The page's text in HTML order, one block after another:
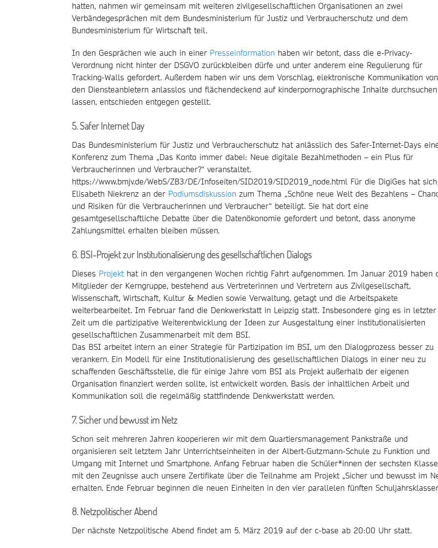
hatten, nahmen wir gemeinsam mit weiteren zivilgesellschaftlichen Organisationen an zwei
Verbändegesprächen mit dem Bundesministerium für Justiz und Verbraucherschutz und dem
Bundesministerium für Wirtschaft teil.
In den Gesprächen wie auch in einer Presseinformation haben wir betont, dass die e-Privacy-
Verordnung nicht hinter der DSGVO zurückbleiben dürfe und unter anderem eine Regulierung für
Tracking-Walls gefordert. Außerdem haben wir uns dem Vorschlag, elektronische Kommunikation von
den Diensteanbietern anlasslos und flächendeckend auf kinderpornographische Inhalte
lassen, entschieden entgegen gestellt.
5. Safer Internet Day
Das Bundesministerium für Justiz und Verbraucherschutz hat anlässlich des Safer-Internet-Days
Konferenz zum Thema „Das Konto immer dabei: Neue digitale Bezahlmethoden – ein Plus für
Verbraucherinnen und Verbraucher?“ veranstaltet.
https://www.bmjv.de/WebS/ZB3/DE/Infoseiten/SID2019/SID2019_node.html Für die DigiGes hat sich
Elisabeth Niekrenz an der Podiumsdiskussion zum Thema „Schöne neue Welt des Bezahlens –
und Risiken für die Verbraucherinnen und Verbraucher“ beteiligt. Sie hat dort eine
gesamtgesellschaftliche Debatte über die Datenökonomie gefordert und betont, dass anonyme
Zahlungsmittel erhalten bleiben müssen.
6. BSI-Projekt zur Institutionalisierung des gesellschaftlichen Dialogs
Dieses Projekthat in den vergangenen Wochen richtig Fahrt aufgenommen. Im Januar 2019 haben
Mitglieder der Kerngruppe, bestehend aus Vertreterinnen und Vertretern aus Zivilgesellschaft,
Wissenschaft, Wirtschaft, Kultur & Medien sowie Verwaltung, getagt und die Arbeitspakete
weiterbearbeitet. Im Februar fand die Denkwerkstatt in Leipzig statt. Insbesondere ging es in letzter
Zeit um die partizipative Weiterentwicklung der Ideen zur Ausgestaltung einer institutionalisierten
gesellschaftlichen Zusammenarbeit mit dem BSI.
Das BSI arbeitet intern an einer Strategie für Partizipation im BSI, um den Dialogprozess besser zu
verankern. Ein Modell für eine Institutionalisierung des gesellschaftlichen Dialogs in einer neu zu
schaffenden Geschäftsstelle, die für einige Jahre vom BSI als Projekt außerhalb der eigenen
Organisation finanziert werden sollte, ist entwickelt worden. Basis der inhaltlichen Arbeit und
Kommunikation soll die regelmäßig stattfindende Denkwerkstatt werden.
7. Sicher und bewusst im Netz
Schon seit mehreren Jahren kooperieren wir mit dem Quartiersmanagement Pankstraße und
organisieren seit letztem Jahr Unterrichtseinheiten in der Albert-Gutzmann-Schule zu Funktion und
Umgang mit Internet und Smartphone. Anfang Februar haben die Schüler*innen der sechsten
mit den Zeugnisse auch unsere Zertifikate über die Teilnahme am Projekt „Sicher und bewusst im
erhalten. Ende Februar beginnen die neuen Einheiten in den vier parallelen fünften
8. Netzpolitischer Abend
Der nächste Netzpolitische Abend findet am 5. März 2019 auf der c-base ab 20:00 Uhr statt.